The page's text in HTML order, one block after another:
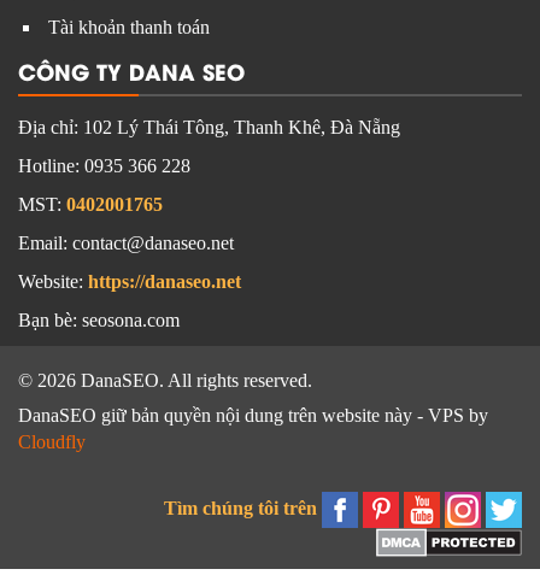
Tài khoản thanh toán
CÔNG TY DANA SEO
Địa chỉ: 102 Lý Thái Tông, Thanh Khê, Đà Nẵng
Hotline: 0935 366 228
MST: 0402001765
Email: contact@danaseo.net
Website: https://danaseo.net
Bạn bè: seosona.com
© 2026 DanaSEO. All rights reserved.
DanaSEO giữ bản quyền nội dung trên website này - VPS by
Cloudfly
Tìm chúng tôi trên